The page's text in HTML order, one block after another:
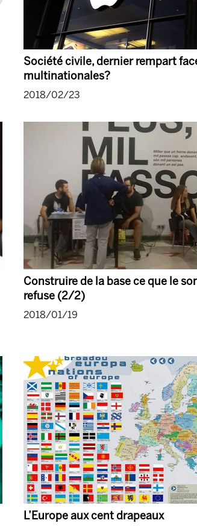
Société civile, dernier rempart
multinationales?
2018/02/23
Construire de la base ce que le
refuse (2/2)
2018/01/19
L’Europe aux cent drapeaux